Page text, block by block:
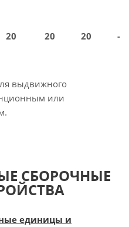
20 20 20 -
выдвижного
или
СБОРОЧНЫЕ
единицы и